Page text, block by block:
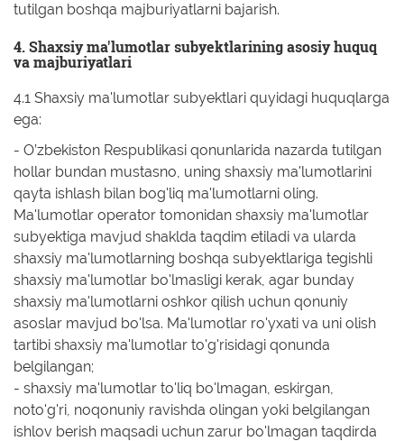
tutilgan boshqa majburiyatlarni bajarish.
4. Shaxsiy ma'lumotlar subyektlarining asosiy huquq
va majburiyatlari
4.1 Shaxsiy ma'lumotlar subyektlari quyidagi huquqlarga
ega:
- O’zbekiston Respublikasi qonunlarida nazarda tutilgan
hollar bundan mustasno, uning shaxsiy ma'lumotlarini
qayta ishlash bilan bog'liq ma'lumotlarni oling.
Ma'lumotlar operator tomonidan shaxsiy ma'lumotlar
subyektiga mavjud shaklda taqdim etiladi va ularda
shaxsiy ma'lumotlarning boshqa subyektlariga tegishli
shaxsiy ma'lumotlar bo'lmasligi kerak, agar bunday
shaxsiy ma'lumotlarni oshkor qilish uchun qonuniy
asoslar mavjud bo'lsa. Ma'lumotlar ro'yxati va uni olish
tartibi shaxsiy ma'lumotlar to'g'risidagi qonunda
belgilangan;
- shaxsiy ma'lumotlar to'liq bo'lmagan, eskirgan,
noto'g'ri, noqonuniy ravishda olingan yoki belgilangan
ishlov berish maqsadi uchun zarur bo'lmagan taqdirda